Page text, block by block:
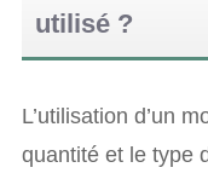
utilisé ?
L’utilisation d’un
quantité et le type